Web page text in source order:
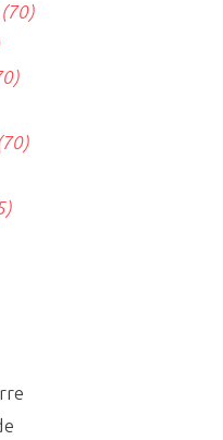
(70)